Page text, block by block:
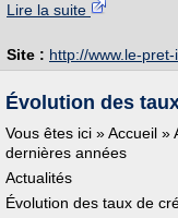
Lire la suite
Site : http://www.le-
Évolution des
Vous êtes ici » Accueil
dernières années
Actualités
Évolution des taux de